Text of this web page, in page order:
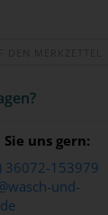
uns gern:
36072-153979
und-